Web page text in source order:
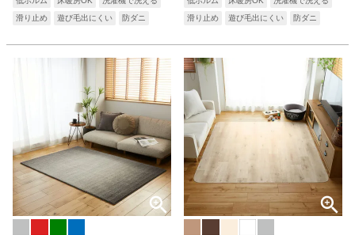
￥
在庫ありのみ
ショールームに展示あり
全ての条件を
リセット
絞り込む
滑り止め
遊び毛出にくい 防ダニ
滑り止め
遊び毛出にくい 防ダニ